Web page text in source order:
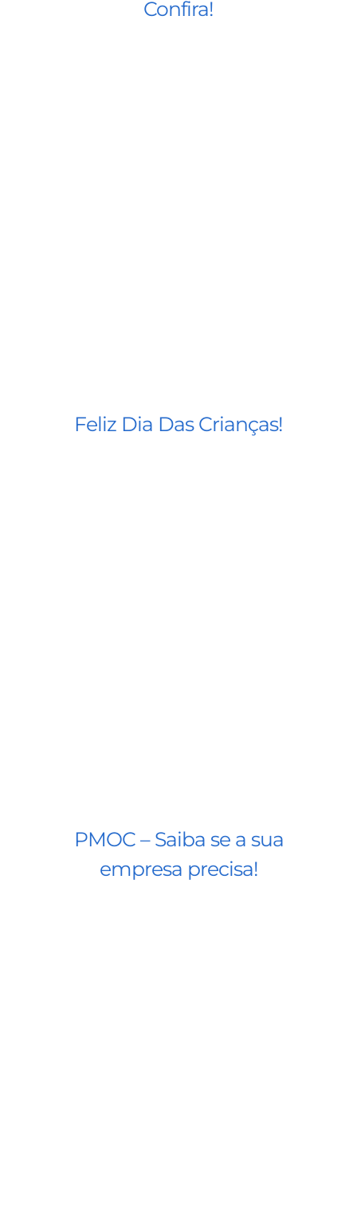
Confira!
Feliz Dia Das Crianças!
PMOC – Saiba se a sua
empresa precisa!